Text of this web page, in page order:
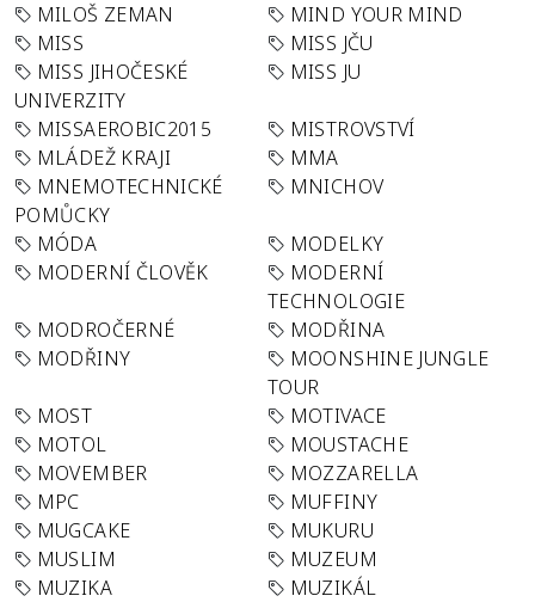
MILOŠ ZEMAN
MIND YOUR MIND
MISS
MISS JČU
MISS JIHOČESKÉ
UNIVERZITY
MISS JU
MISSAEROBIC2015
MISTROVSTVÍ
MLÁDEŽ KRAJI
MMA
MNEMOTECHNICKÉ
POMŮCKY
MNICHOV
MÓDA
MODELKY
MODERNÍ ČLOVĚK
MODERNÍ
TECHNOLOGIE
MODROČERNÉ
MODŘINA
MODŘINY
MOONSHINE JUNGLE
TOUR
MOST
MOTIVACE
MOTOL
MOUSTACHE
MOVEMBER
MOZZARELLA
MPC
MUFFINY
MUGCAKE
MUKURU
MUSLIM
MUZEUM
MUZIKA
MUZIKÁL